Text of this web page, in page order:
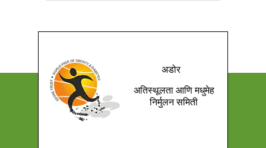
अडोर
अतिस्थूलता आणि मधुमेह
निर्मुलन समिती